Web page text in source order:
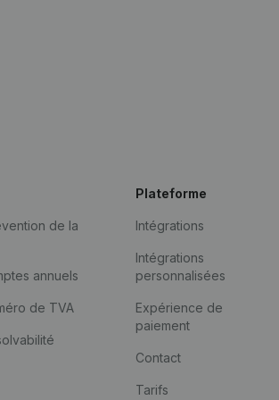
de la
annuels
de TVA
Plateforme
Intégrations
Intégrations
personnalisées
Expérience de
paiement
Contact
Tarifs